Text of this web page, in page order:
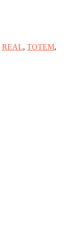
REAL, TOTEM,